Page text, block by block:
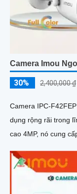
Camera Imou
30% 2,400,000 ₫
Camera IPC-
dụng rộng rãi trong lĩnh vực
cao 4MP, nó cung